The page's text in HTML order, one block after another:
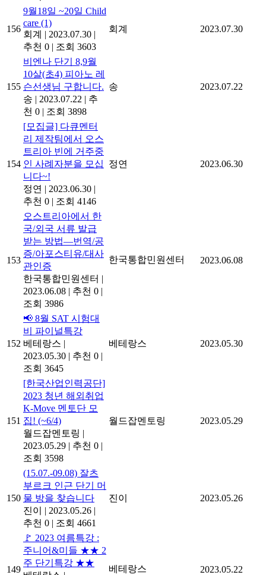
156
9월18일 ~20일 Child
care (1)
회계 | 2023.07.30 |
추천 0 | 조회 3603
회계 2023.07.30
155
비엔나 단기 8,9월
10살(초4) 피아노 레
슨선생님 구합니다.
송 | 2023.07.22 | 추
천 0 | 조회 3898
송 2023.07.22
154
[모집글] 다큐멘터
리 제작팀에서 오스
트리아 빈에 거주중
인 사례자분을 모십
니다~!
정연 | 2023.06.30 |
추천 0 | 조회 4146
정연 2023.06.30
153
오스트리아에서 한
국/외국 서류 발급
받는 방법―번역/공
증/아포스티유/대사
관인증
한국통합민원센터 |
2023.06.08 | 추천 0 |
조회 3986
한국통합민원센터 2023.06.08
152
📢 8월 SAT 시험대
비 파이널특강
베테랑스 |
2023.05.30 | 추천 0 |
조회 3645
베테랑스 2023.05.30
151
[한국산업인력공단]
2023 청년 해외취업
K-Move 멘토단 모
집! (~6/4)
월드잡멘토링 |
2023.05.29 | 추천 0 |
조회 3598
월드잡멘토링 2023.05.29
150
(15.07.-09.08) 잘츠
부르크 인근 단기 머
물 방을 찾습니다
진이
| 2023.05.26 |
추천 0 | 조회 4661
진이 2023.05.26
149
🚩 2023 여름특강 :
주니어&미들 ★★ 2
주 단기특강 ★★
베테랑스 2023.05.22